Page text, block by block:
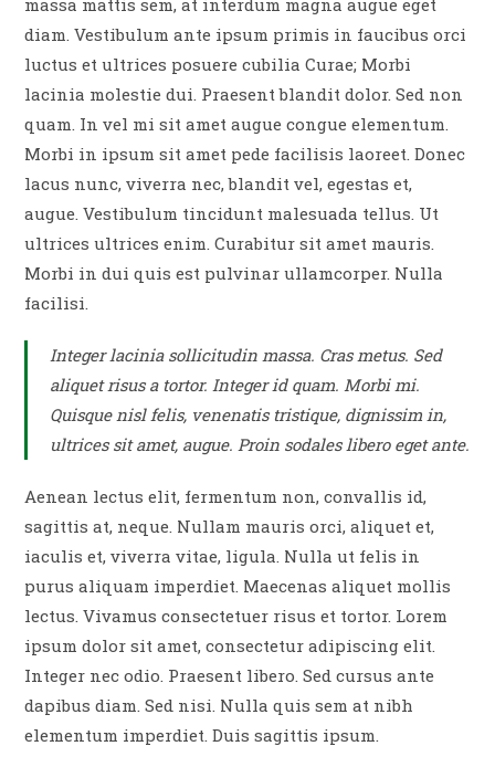
massa mattis sem, at interdum magna augue eget
diam. Vestibulum ante ipsum primis in faucibus orci
luctus et ultrices posuere cubilia Curae; Morbi
lacinia molestie dui. Praesent blandit dolor. Sed non
quam. In vel mi sit amet augue congue elementum.
Morbi in ipsum sit amet pede facilisis laoreet. Donec
lacus nunc, viverra nec, blandit vel, egestas et,
augue. Vestibulum tincidunt malesuada tellus. Ut
ultrices ultrices enim. Curabitur sit amet mauris.
Morbi in dui quis est pulvinar ullamcorper. Nulla
facilisi.
Integer lacinia sollicitudin massa. Cras metus. Sed
aliquet risus a tortor. Integer id quam. Morbi mi.
Quisque nisl felis, venenatis tristique, dignissim in,
ultrices sit amet, augue. Proin sodales libero eget ante.
Aenean lectus elit, fermentum non, convallis id,
sagittis at, neque. Nullam mauris orci, aliquet et,
iaculis et, viverra vitae, ligula. Nulla ut felis in
purus aliquam imperdiet. Maecenas aliquet mollis
lectus. Vivamus consectetuer risus et tortor. Lorem
ipsum dolor sit amet, consectetur adipiscing elit.
Integer nec odio. Praesent libero. Sed cursus ante
dapibus diam. Sed nisi. Nulla quis sem at nibh
elementum imperdiet. Duis sagittis ipsum.